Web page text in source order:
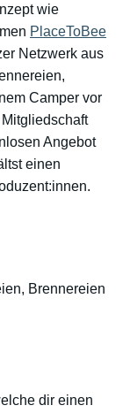
wie
PlaceToBee
Netzwerk aus
Camper vor
Angebot
einen
Brennereien
dir einen